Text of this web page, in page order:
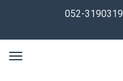
052-3190319